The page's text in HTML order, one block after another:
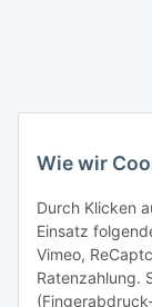
Wie wir
Durch Klicken
Einsatz
Vimeo,
Ratenzahlung.
Unsere Seiten
Social Media